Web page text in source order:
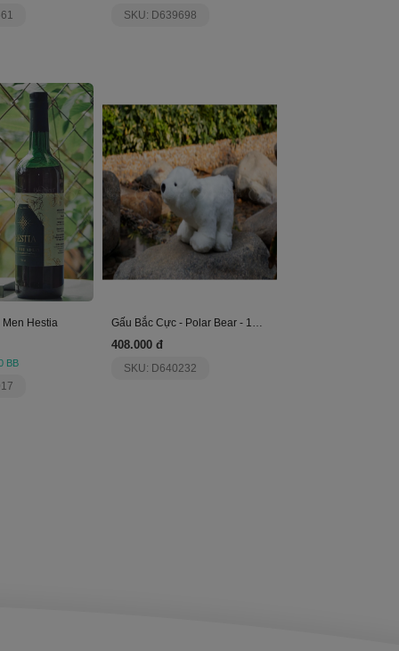
SKU: D639698
Hestia
BB
Gấu Bắc Cực - Polar Bear - 12 Inches
408.000 đ
SKU: D640232